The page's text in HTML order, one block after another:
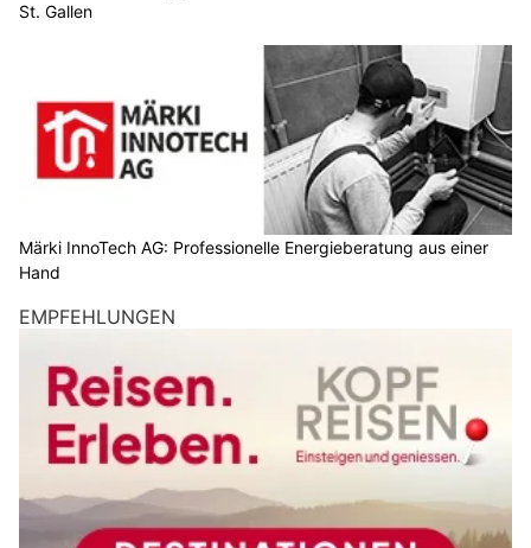
St. Gallen
Märki InnoTech AG: Professionelle Energieberatung aus einer
Hand
EMPFEHLUNGEN